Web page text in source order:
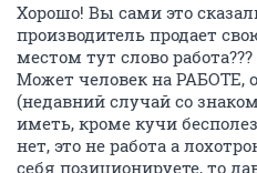
Хорошо! Вы сами это
производитель продает
местом тут слово
Может человек на РАБОТЕ,
(недавний случай со
иметь, кроме кучи
нет, это не работа а
себя позиционируете, то